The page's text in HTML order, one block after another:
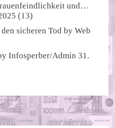
und…
(13)
sicheren Tod byWeb
Infosperber/Admin 31.